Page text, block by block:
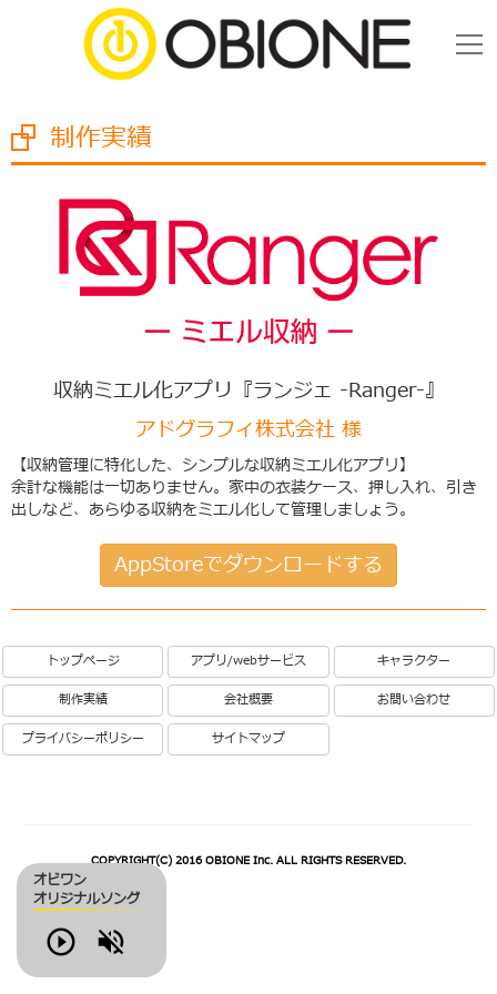
オビワン
オリジナルソング
Play
制作実績
収納ミエル化アプリ『ランジェ -Ranger-』
アドグラフィ株式会社 様
【収納管理に特化した、シンプルな収納ミエル化アプリ】
余計な機能は一切ありません。家中の衣装ケース、押し入れ、引き
出しなど、あらゆる収納をミエル化して管理しましょう。
AppStoreでダウンロードする
トップページ アプリ/webサービス キャラクター
制作実績 会社概要 お問い合わせ
プライバシーポリシー サイトマップ
COPYRIGHT(C) 2016 OBIONE Inc. ALL RIGHTS RESERVED.